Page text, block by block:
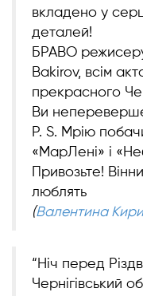
вкладено у
деталей!
БРАВО
Bakirov, всім
прекрасного
Ви
P. S. Мрію
«МарЛені» і
Привозьте!
люблять
(Валентина
“Ніч перед
Чернігівський